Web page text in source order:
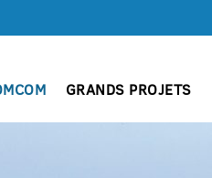
GRANDS PROJETS